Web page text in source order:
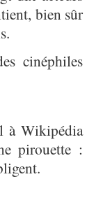
bien sûr
cinéphiles
à Wikipédia
pirouette :